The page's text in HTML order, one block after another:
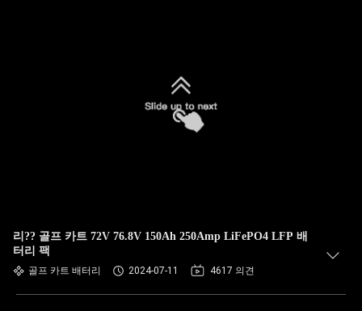
리?? 골프 카트 72V 76.8V 150Ah 250Amp LiFePO4 LFP 배
터리 팩
골프 카트 배터리 2024-07-11 4617 의견